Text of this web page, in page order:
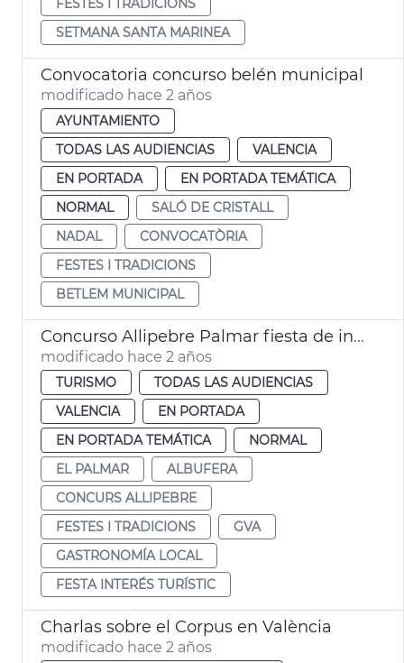
SETMANA SANTA MARINEA
Convocatoria concurso belén municipal
modificado hace 2 años
AYUNTAMIENTO
TODAS LAS AUDIENCIAS
VALENCIA
EN PORTADA
EN PORTADA TEMÁTICA
NORMAL
SALÓ DE CRISTALL
NADAL
CONVOCATÒRIA
FESTES I TRADICIONS
BETLEM MUNICIPAL
Concurso Allipebre Palmar fiesta de interés turístico
modificado hace 2 años
TURISMO
TODAS LAS AUDIENCIAS
VALENCIA
EN PORTADA
EN PORTADA TEMÁTICA
NORMAL
EL PALMAR
ALBUFERA
CONCURS ALLIPEBRE
FESTES I TRADICIONS
GVA
GASTRONOMÍA LOCAL
FESTA INTERÉS TURÍSTIC
Charlas sobre el Corpus en València
modificado hace 2 años